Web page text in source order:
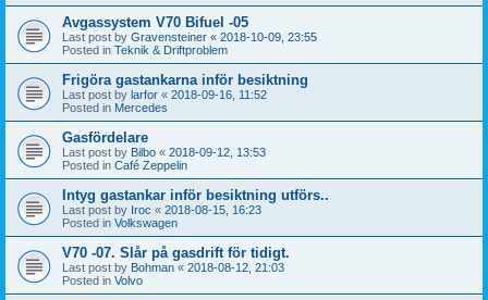
Avgassystem V70 Bifuel -05
Last post by Gravensteiner « 2018-10-09, 23:55
Posted in Teknik & Driftproblem
Frigöra gastankarna inför besiktning
Last post by larfor « 2018-09-16, 11:52
Posted in Mercedes
Gasfördelare
Last post by Bilbo « 2018-09-12, 13:53
Posted in Café Zeppelin
Intyg gastankar inför besiktning utförs..
Last post by Iroc « 2018-08-15, 16:23
Posted in Volkswagen
V70 -07. Slår på gasdrift för tidigt.
Last post by Bohman « 2018-08-12, 21:03
Posted in Volvo